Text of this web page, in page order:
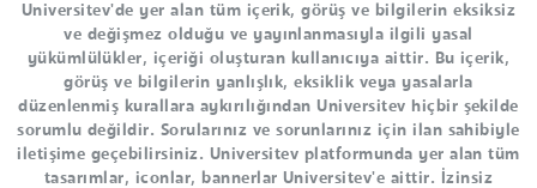
Universitev'de yer alan tüm içerik, görüş ve bilgilerin eksiksiz
ve değişmez olduğu ve yayınlanmasıyla ilgili yasal
yükümlülükler, içeriği oluşturan kullanıcıya aittir. Bu içerik,
görüş ve bilgilerin yanlışlık, eksiklik veya yasalarla
düzenlenmiş kurallara aykırılığından Universitev hiçbir şekilde
sorumlu değildir. Sorularınız ve sorunlarınız için ilan sahibiyle
iletişime geçebilirsiniz. Universitev platformunda yer alan tüm
tasarımlar, iconlar, bannerlar Universitev'e aittir. İzinsiz